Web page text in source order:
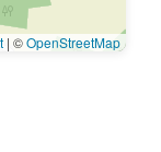
| ©OpenStreetMap